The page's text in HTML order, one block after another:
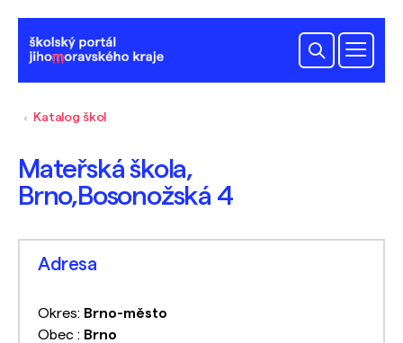
Katalog škol
Mateřská škola,
Brno,Bosonožská 4
Adresa
Okres: Brno-město
Obec : Brno